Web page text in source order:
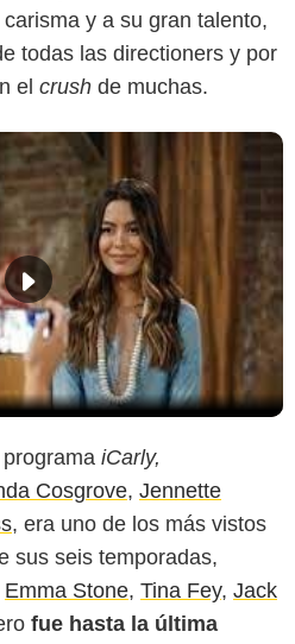
y a su gran talento,
todas las directioners y por
el crush de muchas.
iCarly,
Cosgrove, Jennette
, era uno de los más vistos
sus seis temporadas,
Emma Stone, Tina Fey, Jack
fue hasta la última